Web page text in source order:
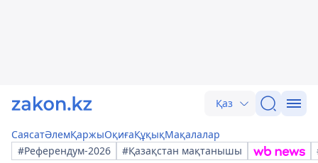
Қаз
СаясатӘлемҚаржыОқиғаҚұқықМақалалар
#Референдум-2026
#Қазақстан мақтанышы